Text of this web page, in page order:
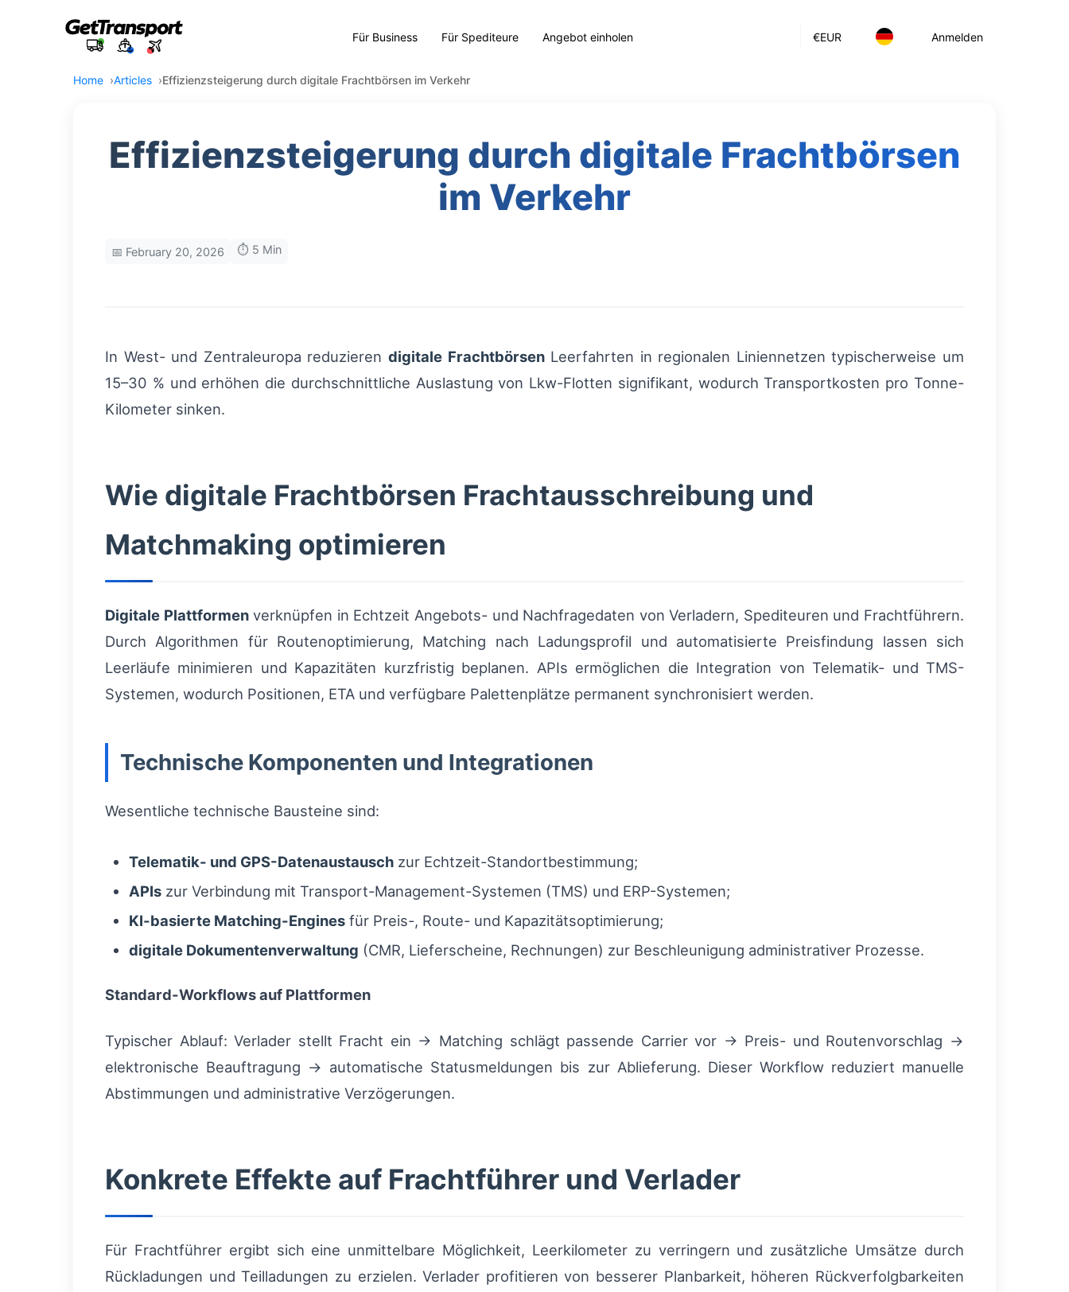
€EUR Anmelden
Für Business Für Spediteure Angebot einholen
Home Articles Effizienzsteigerung durch digitale Frachtbörsen im Verkehr
Effizienzsteigerung durch digitale Frachtbörsen
im Verkehr
📅 February 20, 2026 ⏱️ 5 Min
In West- und Zentraleuropa reduzieren digitale FrachtbörsenLeerfahrten in regionalen Liniennetzen typischerweise um
15–30 % und erhöhen die durchschnittliche Auslastung von Lkw-Flotten signifikant, wodurch Transportkosten pro Tonne-
Kilometer sinken.
Wie digitale Frachtbörsen Frachtausschreibung und
Matchmaking optimieren
Digitale Plattformenverknüpfen in Echtzeit Angebots- und Nachfragedaten von Verladern, Spediteuren und Frachtführern.
Durch Algorithmen für Routenoptimierung, Matching nach Ladungsprofil und automatisierte Preisfindung lassen sich
Leerläufe minimieren und Kapazitäten kurzfristig beplanen. APIs ermöglichen die Integration von Telematik- und TMS-
Systemen, wodurch Positionen, ETA und verfügbare Palettenplätze permanent synchronisiert werden.
Technische Komponenten und Integrationen
Wesentliche technische Bausteine sind:
Telematik- und GPS-Datenaustausch zur Echtzeit-Standortbestimmung;
APIs zur Verbindung mit Transport-Management-Systemen (TMS) und ERP-Systemen;
KI-basierte Matching-Engines für Preis-, Route- und Kapazitätsoptimierung;
digitale Dokumentenverwaltung (CMR, Lieferscheine, Rechnungen) zur Beschleunigung administrativer Prozesse.
Standard-Workflows auf Plattformen
Typischer Ablauf: Verlader stellt Fracht ein → Matching schlägt passende Carrier vor → Preis- und Routenvorschlag →
elektronische Beauftragung → automatische Statusmeldungen bis zur Ablieferung. Dieser Workflow reduziert manuelle
Abstimmungen und administrative Verzögerungen.
Konkrete Effekte auf Frachtführer und Verlader
Für Frachtführer ergibt sich eine unmittelbare Möglichkeit, Leerkilometer zu verringern und zusätzliche Umsätze durch
Rückladungen und Teilladungen zu erzielen. Verlader profitieren von besserer Planbarkeit, höheren Rückverfolgbarkeiten